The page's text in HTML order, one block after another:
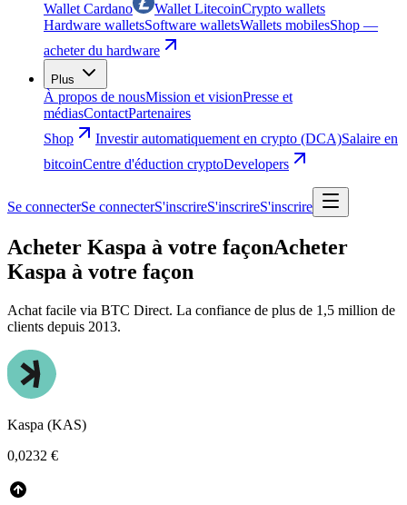
Wallet Cardano
Wallet LitecoinCrypto wallets
Hardware walletsSoftware walletsWallets mobilesShop —
acheter du hardware
Plus
À propos de nousMission et visionPresse et
médiasContactPartenaires
Shop
Investir automatiquement en crypto (DCA)Salaire en
bitcoinCentre d'éduction cryptoDevelopers
Se connecterSe connecterS'inscrireS'inscrireS'inscrire
Acheter Kaspa à votre façonAcheter
Kaspa à votre façon
Achat facile via BTC Direct. La confiance de plus de 1,5 million de
clients depuis 2013.
Kaspa (KAS)
0,0232 €